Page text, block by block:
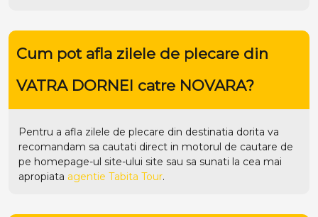
Cum pot afla zilele de plecare din
VATRA DORNEI catre NOVARA?
Pentru a afla zilele de plecare din destinatia dorita va
recomandam sa cautati direct in motorul de cautare de
pe homepage-ul site-ului site sau sa sunati la cea mai
apropiata agentie Tabita Tour.